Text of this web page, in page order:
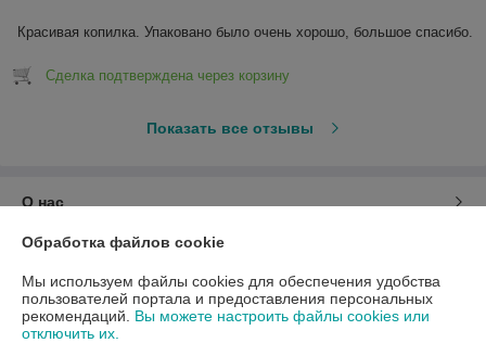
Красивая копилка. Упаковано было очень хорошо, большое спасибо.
Сделка подтверждена через корзину
Показать все отзывы
О нас
Контакты
Доставка и оплата
Обработка файлов cookie
Мы используем файлы cookies для обеспечения удобства
пользователей портала и предоставления персональных
рекомендаций. Вы можете настроить файлы cookies или
отключить их.